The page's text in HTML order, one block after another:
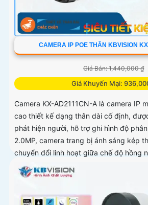
CAMERA IP POE THÂN KBVISION
Giá Bán: 1,440,000 ₫
Giá Khuyến Mại:
Camera KX-AD2111CN-A là camera IP
cao thiết kế dạng thân dài cố định,
phát hiện người, hỗ trợ ghi hình độ
2.0MP, camera trang bị ánh sáng kép
chuyển đổi linh hoạt giữa chế độ hồng
sáng ban đêm, giúp giám sát bảo vệ an
cách linh hoạt